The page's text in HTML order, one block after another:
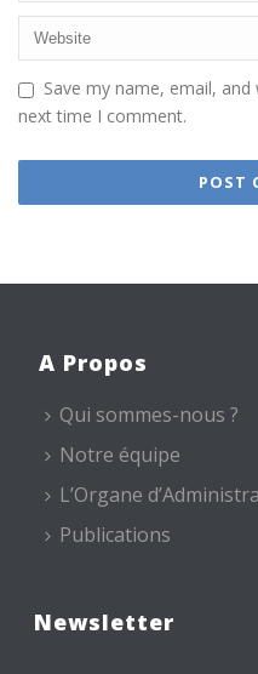
Save my name, email,
next time I comment.
A Propos
Qui sommes-nous ?
Notre équipe
L’Organe
Publications
Newsletter